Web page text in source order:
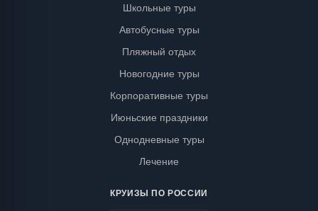
Школьные туры
Автобусные туры
Пляжный отдых
Новогодние туры
Корпоративные туры
Июньские праздники
Однодневные туры
Лечение
КРУИЗЫ ПО РОССИИ